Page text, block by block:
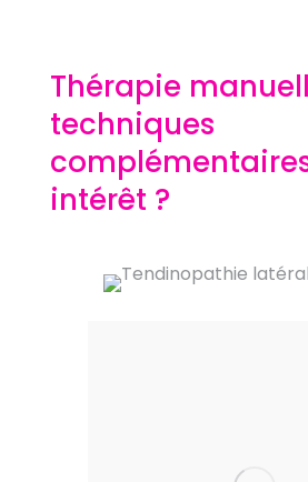
Thérapie
techniques
intérêt ?